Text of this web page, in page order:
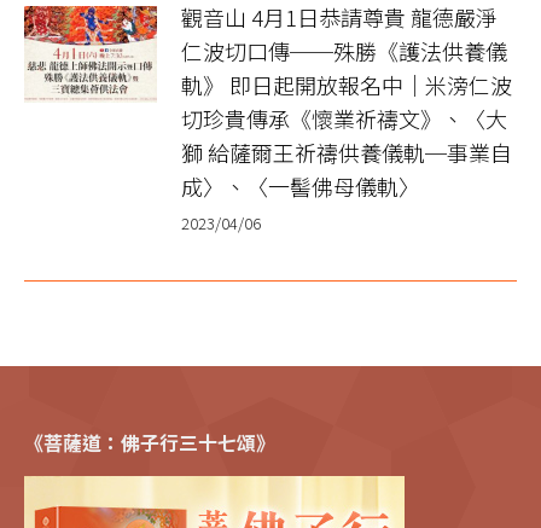
觀音山 4月1日恭請尊貴 龍德嚴淨
仁波切口傳──殊勝《護法供養儀
軌》 即日起開放報名中｜米滂仁波
切珍貴傳承《懷業祈禱文》、〈大
獅 給薩爾王祈禱供養儀軌─事業自
成〉、〈一髻佛母儀軌〉
2023/04/06
《菩薩道：佛子行三十七頌》